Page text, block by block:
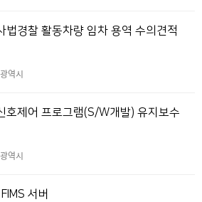
경찰 활동차량 임차 용역 수의견적
역시
제어 프로그램(S/W개발) 유지보수
역시
서버